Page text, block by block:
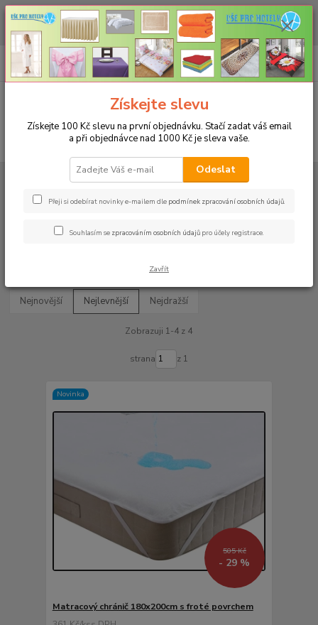
CHCETE NAKOUPIT VĚTŠÍ MNOŽSTVÍ NAŠICH PRODUKTŮ ZA LEPŠÍ
CENU? Klikněte ZDE
CZK
+420 773 794 023
Pondělí-pátek 9-16 hodin
0ks
za0 Kč
MATRACOVÉ CHRÁNIČE A NEPROPUSTÉ PROSTĚRADLA
Rozměr 180x200cm
Nejnovější Nejlevnější Nejdražší
Zobrazuji 1-4 z 4
strana z 1
Novinka
505 Kč
- 29 %
Matracový chránič 180x200cm s froté povrchem
Získejte slevu
Získejte 100 Kč slevu na první objednávku. Stačí zadat váš email
a při objednávce nad 1000 Kč je sleva vaše.
Odeslat
Přeji si odebírat novinky e-mailem dle podmínek zpracování osobních údajů.
Souhlasím se zpracováním osobních údajů pro účely registrace.
Zavřít